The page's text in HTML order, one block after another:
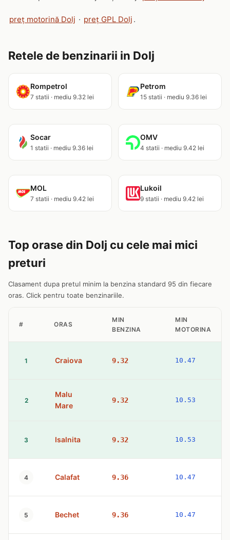
preț motorină Dolj · preț GPL Dolj .
Retele de benzinarii in Dolj
Rompetrol
7 statii · mediu 9.32 lei
Petrom
15 statii · mediu 9.36 lei
Socar
1 statii · mediu 9.36 lei
OMV
4 statii · mediu 9.42 lei
MOL
7 statii · mediu 9.42 lei
Lukoil
9 statii · mediu 9.42 lei
Top orase din Dolj cu cele mai mici
preturi
Clasament dupa pretul minim la benzina standard 95 din fiecare
oras. Click pentru toate benzinariile.
# ORAS
MIN
BENZINA
MIN
MOTORINA
1 Craiova 9.32 10.47
2
Malu
Mare
9.32 10.53
3 Isalnita 9.32 10.53
4 Calafat 9.36 10.47
5 Bechet 9.36 10.47